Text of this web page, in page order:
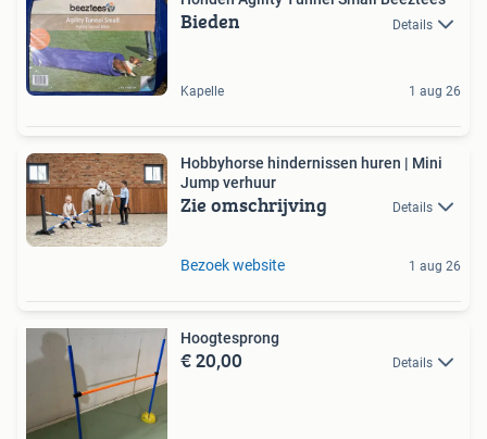
Bieden Details
Kapelle 1 aug 26
Hobbyhorse hindernissen huren | Mini
Jump verhuur
Zie omschrijving Details
Bezoek website 1 aug 26
Hoogtesprong
€ 20,00 Details